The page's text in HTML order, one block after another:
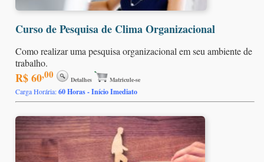
Curso de Pesquisa de Clima Organizacional
Como realizar uma pesquisa organizacional em seu ambiente de
trabalho.
R$ 60,00 Detalhes Matricule-se
Carga Horária:60 Horas - Início Imediato